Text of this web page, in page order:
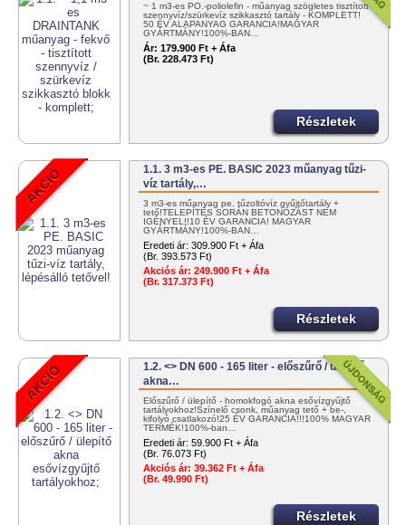
~ 1 m3-es PO.-poliolefin - műanyag szögletes tisztított
szennyvíz/szürkevíz szikkasztó tartály - KOMPLETT!
50 ÉV ALAPANYAG GARANCIA!MAGYAR
GYÁRTMÁNY!100%-BAN…
Ár: 179.900 Ft + Áfa
(Br. 228.473 Ft)
Részletek
1.1. 3 m3-es PE. BASIC 2023 műanyag tűzi-
víz tartály,…
3 m3-es műanyag pe. tűzoltóvíz gyűjtőtartály +
tető!TELEPÍTÉS SORÁN BETONOZÁST NEM
IGÉNYEL!!10 ÉV GARANCIA! MAGYAR
GYÁRTMÁNY!100%-BAN…
Eredeti ár: 309.900 Ft + Áfa
(Br. 393.573 Ft)
Akciós ár: 249.900 Ft + Áfa
(Br. 317.373 Ft)
Részletek
1.2. <> DN 600 - 165 liter - előszűrő / ülepítő
akna…
Előszűrő / ülepítő - homokfogó akna esővízgyűjtő
tartályokhoz!Színelő csonk, műanyag tető + be-,
kifolyó csatlakozó!25 ÉV GARANCIA!!!100% MAGYAR
TERMÉK!100%-ban…
Eredeti ár: 59.900 Ft + Áfa
(Br. 76.073 Ft)
Akciós ár: 39.362 Ft + Áfa
(Br. 49.990 Ft)
Részletek